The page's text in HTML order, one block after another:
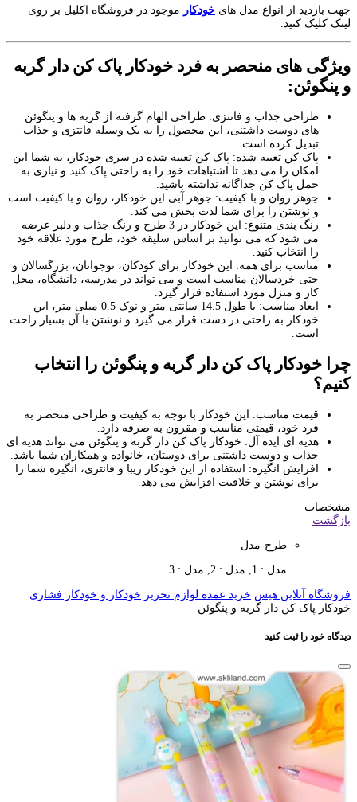
جهت بازدید از انواع مدل های خودکار موجود در فروشگاه اکلیل بر روی
لینک کلیک کنید.
ویژگی های منحصر به فرد خودکار پاک کن دار گربه
و پنگوئن:
طراحی جذاب و فانتزی: طراحی الهام گرفته از گربه ها و پنگوئن
های دوست داشتنی، این محصول را به یک وسیله فانتزی و جذاب
تبدیل کرده است.
پاک کن تعبیه شده: پاک کن تعبیه شده در سری خودکار، به شما این
امکان را می دهد تا اشتباهات خود را به راحتی پاک کنید و نیازی به
حمل پاک کن جداگانه نداشته باشید.
جوهر روان و با کیفیت: جوهر آبی این خودکار، روان و با کیفیت است
و نوشتن را برای شما لذت بخش می کند.
رنگ بندی متنوع: این خودکار در 3 طرح و رنگ جذاب و دلبر عرضه
می شود که می توانید بر اساس سلیقه خود، طرح مورد علاقه خود
را انتخاب کنید.
مناسب برای همه: این خودکار برای کودکان، نوجوانان، بزرگسالان و
حتی خردسالان مناسب است و می تواند در مدرسه، دانشگاه، محل
کار و منزل مورد استفاده قرار گیرد.
ابعاد مناسب: با طول 14.5 سانتی متر و نوک 0.5 میلی متر، این
خودکار به راحتی در دست قرار می گیرد و نوشتن با آن بسیار راحت
است.
چرا خودکار پاک کن دار گربه و پنگوئن را انتخاب
کنیم؟
قیمت مناسب: این خودکار با توجه به کیفیت و طراحی منحصر به
فرد خود، قیمتی مناسب و مقرون به صرفه دارد.
هدیه ای ایده آل: خودکار پاک کن دار گربه و پنگوئن می تواند هدیه ای
جذاب و دوست داشتنی برای دوستان، خانواده و همکاران شما باشد.
افزایش انگیزه: استفاده از این خودکار زیبا و فانتزی، انگیزه شما را
برای نوشتن و خلاقیت افزایش می دهد.
مشخصات
بازگشت
طرح-مدل
مدل : 1, مدل : 2, مدل : 3
فروشگاه آنلاین هیس خرید عمده لوازم تحریر خودکار و خودکار فشاری
خودکار پاک کن دار گربه و پنگوئن
دیدگاه خود را ثبت کنید